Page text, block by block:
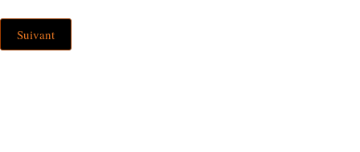
Suivant